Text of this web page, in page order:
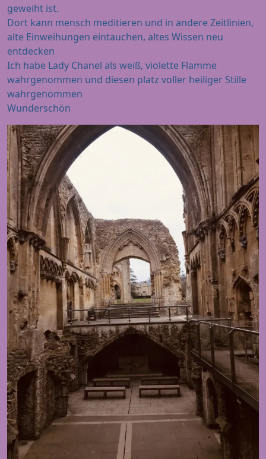
geweiht ist.
Dort kann mensch meditieren und in andere Zeitlinien,
alte Einweihungen eintauchen, altes Wissen neu
entdecken
Ich habe Lady Chanel als weiß, violette Flamme
wahrgenommen und diesen platz voller heiliger Stille
wahrgenommen
Wunderschön